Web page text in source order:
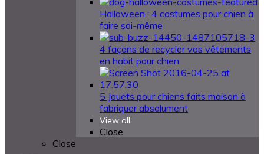
Halloween : 4 costumes pour chien à
faire soi-même
4 façons de recycler vos vêtements
en habit pour chien
5 Jouets pour chiens faits maison à
fabriquer absolument
View all
Close
Close